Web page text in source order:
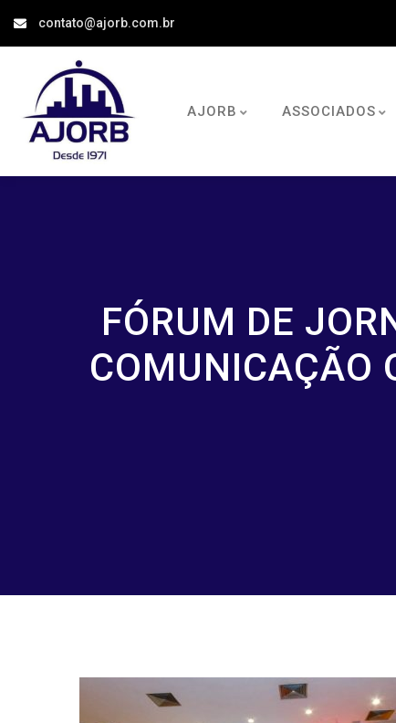
contato@ajorb.com.br
AJORB ASSOCIADOS
FÓRUM DE
COMUNICAÇÃO